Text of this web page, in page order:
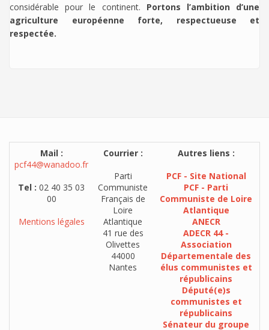
considérable pour le continent. Portons l’ambition d’une
agriculture européenne forte, respectueuse et
respectée.
Mail :
pcf44@wanadoo.fr
Tel : 02 40 35 03
00
Mentions légales
Courrier :
Parti
Communiste
Français de
Loire
Atlantique
41 rue des
Olivettes
44000
Nantes
Autres liens :
PCF - Site National
PCF - Parti
Communiste de Loire
Atlantique
ANECR
ADECR 44 -
Association
Départementale des
élus communistes et
républicains
Député(e)s
communistes et
républicains
Sénateur du groupe